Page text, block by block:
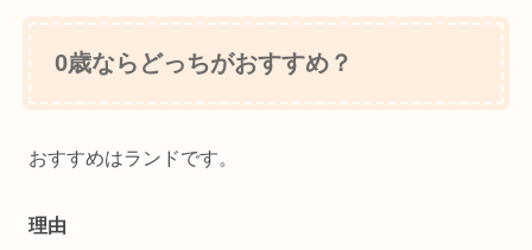
0歳ならどっちがおすすめ？
おすすめはランドです。
理由